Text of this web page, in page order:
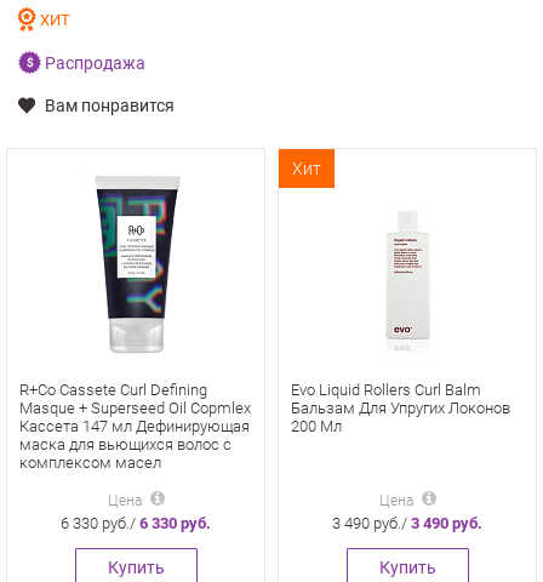
ХИТ
Распродажа
Вам понравится
R+Co Cassete Curl Defining
Masque + Superseed Oil Copmlex
Кассета 147 мл Дефинирующая
маска для вьющихся волос с
комплексом масел
Цена
6 330 руб./ 6 330 руб.
Купить
Хит
Evo Liquid Rollers Curl Balm
Бальзам Для Упругих Локонов
200 Мл
Цена
3 490 руб./ 3 490 руб.
Купить